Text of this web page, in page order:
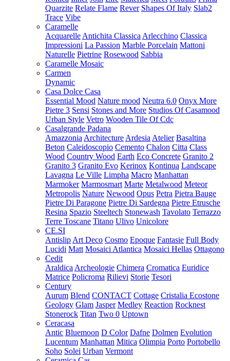
Quarzite Relate Flame Rever Shapes Of Italy Slab2
Trace Vibe
Caramelle
Acquarelle Antichita Classica Arlecchino Classica
Impressioni La Passion Marble Porcelain Mattoni
Naturelle Pietrine Rosewood Sabbia
Caramelle Mosaic
Carmen
Dynamic
Casa Dolce Casa
Essential Mood Nature mood Neutra 6.0 Onyx More
Pietre 3 Sensi Stones and More Studios Of Casamood
Urban Style Vetro Wooden Tile Of Cdc
Casalgrande Padana
Amazzonia Architecture Ardesia Atelier Basaltina
Beton Caleidoscopio Cemento Chalon Citta Class
Wood Country Wood Earth Eco Concrete Granito 2
Granito 3 Granito Evo Kerinox Kontinua Landscape
Lavagna Le Ville Limpha Macro Manhattan
Marmoker Marmosmart Marte Metalwood Meteor
Metropolis Nature Newood Opus Petra Pietra Bauge
Pietre Di Paragone Pietre Di Sardegna Pietre Etrusche
Resina Spazio Steeltech Stonewash Tavolato Terrazzo
Terre Toscane Titano Ulivo Unicolore
CE.SI
Antislip Art Deco Cosmo Epoque Fantasie Full Body
Lucidi Matt Mosaici Atlantica Mosaici Hellas Ottagono
Cedit
Araldica Archeologie Chimera Cromatica Euridice
Matrice Policroma Rilievi Storie Tesori
Century
Aurum Blend CONTACT Cottage Cristalia Ecostone
Geology Glam Jasper Medley Reaction Rocknest
Stonerock Titan Two 0 Uptown
Ceracasa
Antic Bluemoon D Color Dafne Dolmen Evolution
Lucentum Manhattan Mitica Olimpia Porto Portobello
Soho Solei Urban Vermont